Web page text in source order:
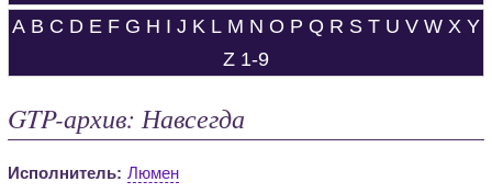
A B C D E F G H I J K L M N O P Q R S T U V W X Y
Z 1-9
GTP-архив: Навсегда
Исполнитель: Люмен